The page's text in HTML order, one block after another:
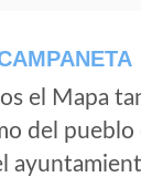
el Mapa
del pueblo